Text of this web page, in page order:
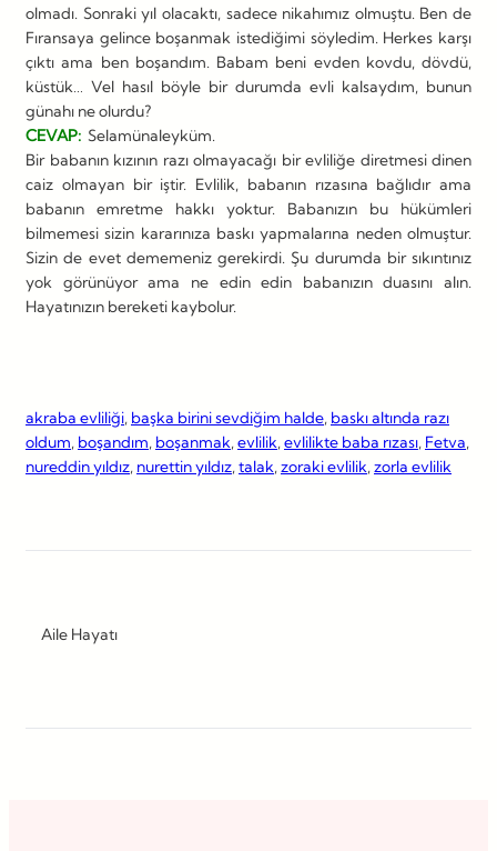
olmadı. Sonraki yıl olacaktı, sadece nikahımız olmuştu. Ben de
Fıransaya gelince boşanmak istediğimi söyledim. Herkes karşı
çıktı ama ben boşandım. Babam beni evden kovdu, dövdü,
küstük… Vel hasıl böyle bir durumda evli kalsaydım, bunun
günahı ne olurdu?
CEVAP: Selamünaleyküm.
Bir babanın kızının razı olmayacağı bir evliliğe diretmesi dinen
caiz olmayan bir iştir. Evlilik, babanın rızasına bağlıdır ama
babanın emretme hakkı yoktur. Babanızın bu hükümleri
bilmemesi sizin kararınıza baskı yapmalarına neden olmuştur.
Sizin de evet dememeniz gerekirdi. Şu durumda bir sıkıntınız
yok görünüyor ama ne edin edin babanızın duasını alın.
Hayatınızın bereketi kaybolur.
akraba evliliği, başka birini sevdiğim halde, baskı altında razı
oldum, boşandım, boşanmak, evlilik, evlilikte baba rızası, Fetva
nureddin yıldız, nurettin yıldız, talak, zoraki evlilik, zorla evlilik
Aile Hayatı